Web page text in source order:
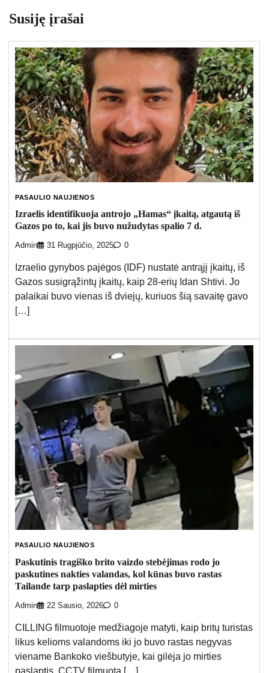
Susiję įrašai
PASAULIO NAUJIENOS
Izraelis identifikuoja antrojo „Hamas“ įkaitą, atgautą iš
Gazos po to, kai jis buvo nužudytas spalio 7 d.
Admin 31 Rugpjūčio, 2025 0
Izraelio gynybos pajėgos (IDF) nustatė antrąjį įkaitų, iš
Gazos susigrąžintų įkaitų, kaip 28-erių Idan Shtivi. Jo
palaikai buvo vienas iš dviejų, kuriuos šią savaitę gavo
[…]
PASAULIO NAUJIENOS
Paskutinis tragiško brito vaizdo stebėjimas rodo jo
paskutines nakties valandas, kol kūnas buvo rastas
Tailande tarp paslapties dėl mirties
Admin 22 Sausio, 2026 0
CILLING filmuotoje medžiagoje matyti, kaip britų turistas
likus kelioms valandoms iki jo buvo rastas negyvas
viename Bankoko viešbutyje, kai gilėja jo mirties
paslaptis. CCTV filmuota […]